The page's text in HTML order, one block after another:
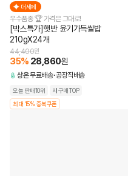
더세페
우수품종 🏆 가격은 그대로!
[박스특가]햇반 윤기가득쌀밥
210gX24개
44,400원
35% 28,860원
상온무료배송 공장직배송
오늘 판매10위
재구매TOP
최대 15% 중복쿠폰